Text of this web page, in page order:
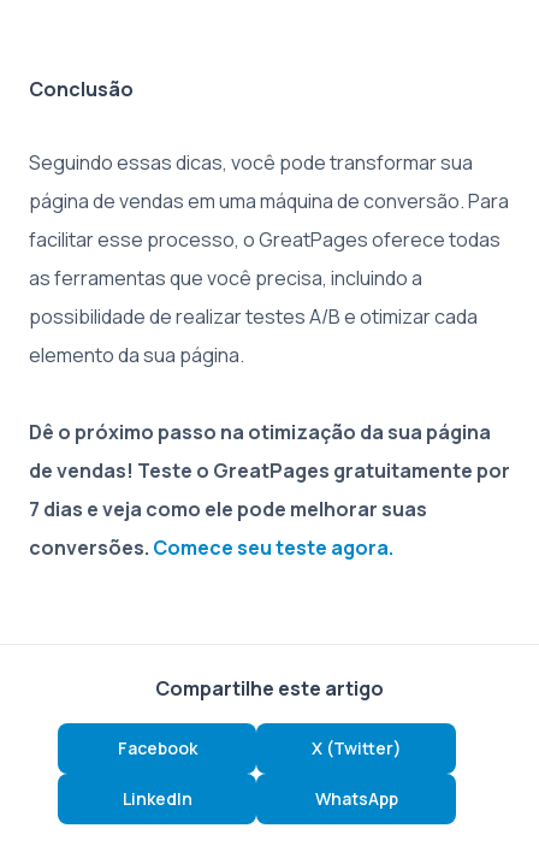
Conclusão
Seguindo essas dicas, você pode transformar sua
página de vendas em uma máquina de conversão. Para
facilitar esse processo, o GreatPages oferece todas
as ferramentas que você precisa, incluindo a
possibilidade de realizar testes A/B e otimizar cada
elemento da sua página.
Dê o próximo passo na otimização da sua página
de vendas! Teste o GreatPages gratuitamente por
7 dias e veja como ele pode melhorar suas
conversões. Comece seu teste agora.
Compartilhe este artigo
Facebook X (Twitter)
LinkedIn WhatsApp